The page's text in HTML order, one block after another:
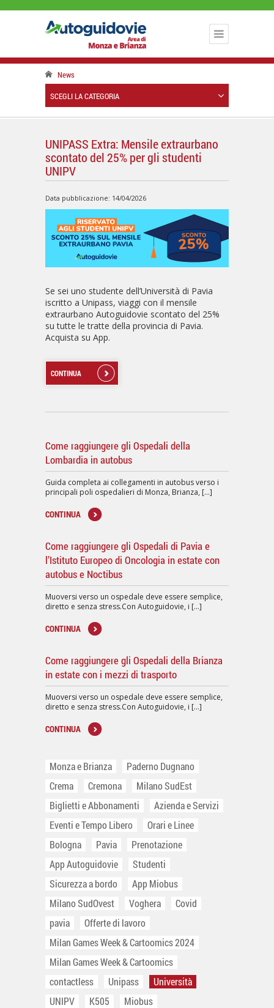
News
SCEGLI LA CATEGORIA
UNIPASS Extra: Mensile extraurbano
scontato del 25% per gli studenti
UNIPV
Data pubblicazione: 14/04/2026
Se sei uno studente dell’Università di Pavia
iscritto a Unipass, viaggi con il mensile
extraurbano Autoguidovie scontato del 25%
su tutte le tratte della provincia di Pavia.
Acquista su App.
CONTINUA
Come raggiungere gli Ospedali della
Lombardia in autobus
Guida completa ai collegamenti in autobus verso i
principali poli ospedalieri di Monza, Brianza, [...]
CONTINUA
Come raggiungere gli Ospedali di Pavia e
l’Istituto Europeo di Oncologia in estate con
autobus e Noctibus
Muoversi verso un ospedale deve essere semplice,
diretto e senza stress.Con Autoguidovie, i [...]
CONTINUA
Come raggiungere gli Ospedali della Brianza
in estate con i mezzi di trasporto
Muoversi verso un ospedale deve essere semplice,
diretto e senza stress.Con Autoguidovie, i [...]
CONTINUA
Monza e Brianza
Paderno Dugnano
Crema
Cremona
Milano SudEst
Biglietti e Abbonamenti
Azienda e Servizi
Eventi e Tempo Libero
Orari e Linee
Bologna
Pavia
Prenotazione
App Autoguidovie
Studenti
Sicurezza a bordo
App Miobus
Milano SudOvest
Voghera
Covid
pavia
Offerte di lavoro
Milan Games Week & Cartoomics 2024
Milan Games Week & Cartoomics
contactless
Unipass
Università
UNIPV
K505
Miobus